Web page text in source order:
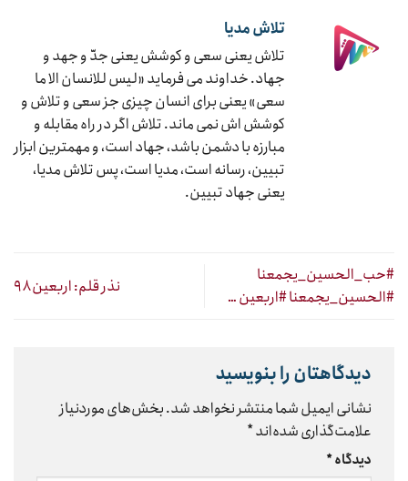
تلاش مدیا
تلاش یعنی سعی و کوشش یعنی جدّ و جهد و
جهاد. خداوند می فرماید «لیس للانسان الا ما
سعی» یعنی برای انسان چیزی جز سعی و تلاش و
کوشش اش نمی ماند. تلاش اگر در راه مقابله و
مبارزه با دشمن باشد، جهاد است، و مهمترین ابزار
تبیین، رسانه است، مدیا است، پس تلاش مدیا،
یعنی جهاد تبیین.
#حب_الحسین_یجمعنا
#الحسین_یجمعنا #اربعین …
نذر قلم: اربعین ۹۸
دیدگاهتان را بنویسید
نشانی ایمیل شما منتشر نخواهد شد.بخش‌های موردنیاز
علامت‌گذاری شده‌اند*
دیدگاه*